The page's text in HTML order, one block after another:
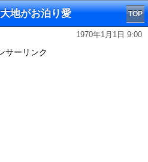
地がお泊り愛 TOP
1970年1月1日 9:00
サーリンク